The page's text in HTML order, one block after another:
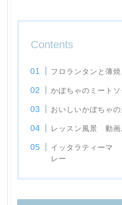
Contents
フロランタンと薄
かぼちゃのミート
おいしいかぼちゃ
レッスン風景 動画
イッタラティーマ
レー